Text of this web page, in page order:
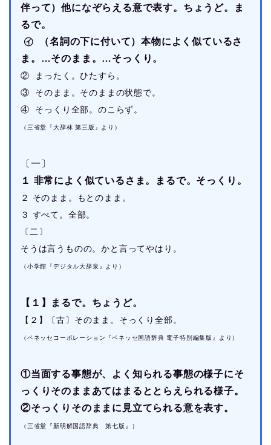
伴って）他になぞらえる意で表す。ちょうど。ま
るで。
㋑ （名詞の下に付いて）本物によく似ているさ
ま。…そのまま。…そっくり。
② まったく。ひたすら。
③ そのまま。そのままの状態で。
④ そっくり全部。のこらず。
（三省堂『大辞林 第三版』より）
〔一〕
１ 非常によく似ているさま。まるで。そっくり。
２ そのまま。もとのまま。
３ すべて。全部。
〔二〕
そうは言うものの。かと言ってやはり。
（小学館『デジタル大辞泉』より）
【１】まるで。ちょうど。
【２】〔古〕そのまま。そっくり全部。
（ベネッセコーポレーション『ベネッセ国語辞典 電子特別編集版』より）
①当面する事態が、よく知られる事態の様子にそ
っくりそのままあてはまるととらえられる様子。
②そっくりそのままに見立てられる意を表す。
（三省堂『新明解国語辞典 第七版』）